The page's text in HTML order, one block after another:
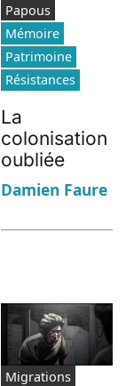
Papous
Mémoire
Patrimoine
Résistances
La
colonisation
oubliée
Damien Faure
Migrations